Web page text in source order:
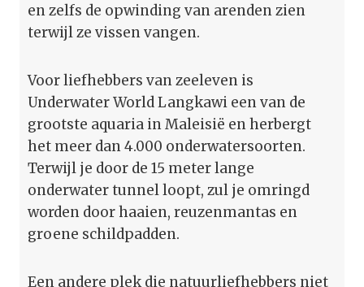
en zelfs de opwinding van arenden zien
terwijl ze vissen vangen.
Voor liefhebbers van zeeleven is
Underwater World Langkawi een van de
grootste aquaria in Maleisië en herbergt
het meer dan 4.000 onderwatersoorten.
Terwijl je door de 15 meter lange
onderwater tunnel loopt, zul je omringd
worden door haaien, reuzenmantas en
groene schildpadden.
Een andere plek die natuurliefhebbers niet